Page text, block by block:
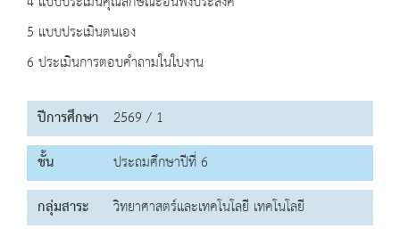
5 แบบประเมินตนเอง
6 ประเมินการตอบคำถามในใบงาน
ปีการศึกษา 2569 / 1
ชั้น
ประถมศึกษาปีที่ 6
กลุ่มสาระ
วิทยาศาสตร์และเทคโนโลยี เทคโนโลยี